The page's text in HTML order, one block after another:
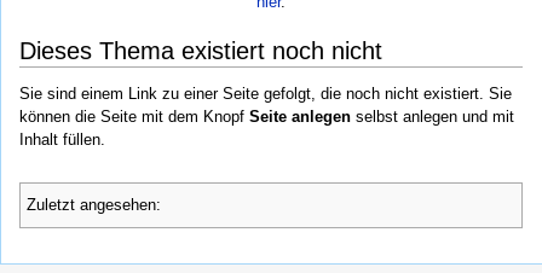
Dieses Thema existiert noch nicht
Sie sind einem Link zu einer Seite gefolgt, die noch nicht existiert. Sie
können die Seite mit dem Knopf Seite anlegen selbst anlegen und mit
Inhalt füllen.
Zuletzt angesehen: